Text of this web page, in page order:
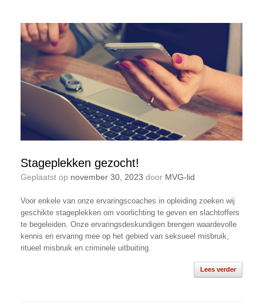
Stageplekken gezocht!
Geplaatst op november 30, 2023 door MVG-lid
Voor enkele van onze ervaringscoaches in opleiding zoeken wij
geschikte stageplekken om voorlichting te geven en slachtoffers
te begeleiden. Onze ervaringsdeskundigen brengen waardevolle
kennis en ervaring mee op het gebied van seksueel misbruik,
ritueel misbruik en criminele uitbuiting.
Lees verder